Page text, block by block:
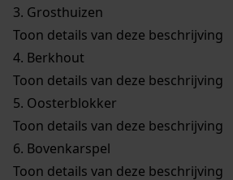
3. Grosthuizen
Toon details van deze beschrijving
4. Berkhout
Toon details van deze beschrijving
5. Oosterblokker
Toon details van deze beschrijving
6. Bovenkarspel
Toon details van deze beschrijving